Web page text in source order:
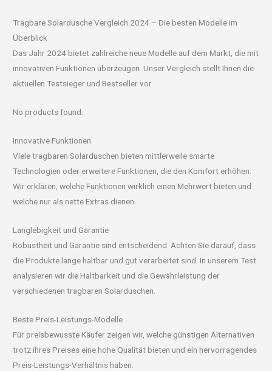
Tragbare Solardusche Vergleich 2024 – Die besten Modelle im
Überblick
Das Jahr 2024 bietet zahlreiche neue Modelle auf dem Markt, die mit
innovativen Funktionen überzeugen. Unser Vergleich stellt Ihnen die
aktuellen Testsieger und Bestseller vor.
No products found.
Innovative Funktionen
Viele tragbaren Solarduschen bieten mittlerweile smarte
Technologien oder erweitere Funktionen, die den Komfort erhöhen.
Wir erklären, welche Funktionen wirklich einen Mehrwert bieten und
welche nur als nette Extras dienen.
Langlebigkeit und Garantie
Robustheit und Garantie sind entscheidend. Achten Sie darauf, dass
die Produkte lange haltbar und gut verarbeitet sind. In unserem Test
analysieren wir die Haltbarkeit und die Gewährleistung der
verschiedenen tragbaren Solarduschen.
Beste Preis-Leistungs-Modelle
Für preisbewusste Käufer zeigen wir, welche günstigen Alternativen
trotz ihres Preises eine hohe Qualität bieten und ein hervorragendes
Preis-Leistungs-Verhältnis haben.